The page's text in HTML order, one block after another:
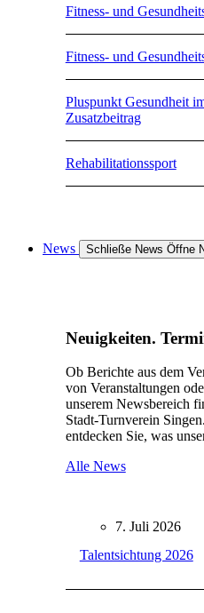
Fitness- und
Fitness- und
Pluspunkt Gesundheit
Zusatzbeitrag
Rehabilitationssport
News Schließe News Öffne
Neuigkeiten.
Ob Berichte aus dem
von Veranstaltungen
unserem Newsbereich
Stadt-Turnverein
entdecken Sie, was
Alle News
7. Juli 2026
Talentsichtung 2026